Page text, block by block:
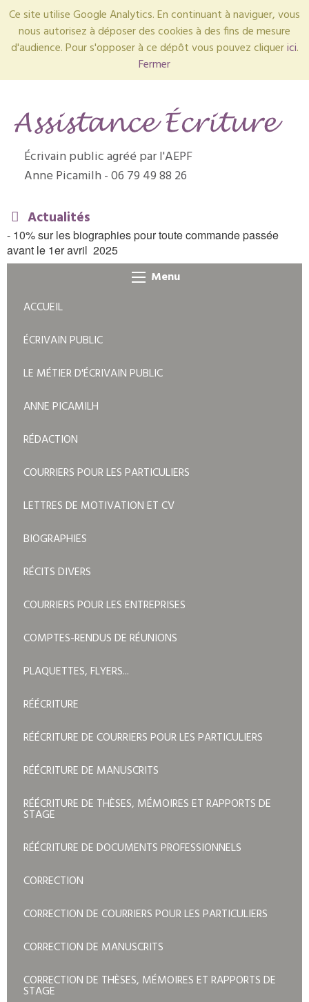
Ce site utilise Google Analytics. En continuant à naviguer, vous
nous autorisez à déposer des cookies à des fins de mesure
d'audience. Pour s'opposer à ce dépôt vous pouvez cliquerici.
Fermer
Écrivain public agréé par l'AEPF
Anne Picamilh - 06 79 49 88 26
Actualités
- 10% sur les biographies pour toute commande passée
avant le 1er avril 2025
Menu
ACCUEIL
ÉCRIVAIN PUBLIC
LE MÉTIER D'ÉCRIVAIN PUBLIC
ANNE PICAMILH
RÉDACTION
COURRIERS POUR LES PARTICULIERS
LETTRES DE MOTIVATION ET CV
BIOGRAPHIES
RÉCITS DIVERS
COURRIERS POUR LES ENTREPRISES
COMPTES-RENDUS DE RÉUNIONS
PLAQUETTES, FLYERS...
RÉÉCRITURE
RÉÉCRITURE DE COURRIERS POUR LES PARTICULIERS
RÉÉCRITURE DE MANUSCRITS
RÉÉCRITURE DE THÈSES, MÉMOIRES ET RAPPORTS DE
STAGE
RÉÉCRITURE DE DOCUMENTS PROFESSIONNELS
CORRECTION
CORRECTION DE COURRIERS POUR LES PARTICULIERS
CORRECTION DE MANUSCRITS
CORRECTION DE THÈSES, MÉMOIRES ET RAPPORTS DE
STAGE